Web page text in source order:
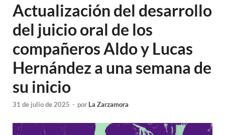
Actualización del desarrollo
del juicio oral de los
compañeros Aldo y Lucas
Hernández a una semana de
su inicio
31 de julio de 2025 - por La Zarzamora